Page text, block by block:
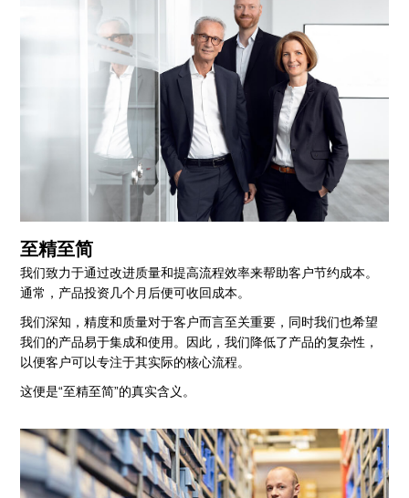
至精至简
我们致力于通过改进质量和提高流程效率来帮助客户节约成本。
通常，产品投资几个月后便可收回成本。
我们深知，精度和质量对于客户而言至关重要，同时我们也希望
我们的产品易于集成和使用。因此，我们降低了产品的复杂性，
以便客户可以专注于其实际的核心流程。
这便是“至精至简”的真实含义。